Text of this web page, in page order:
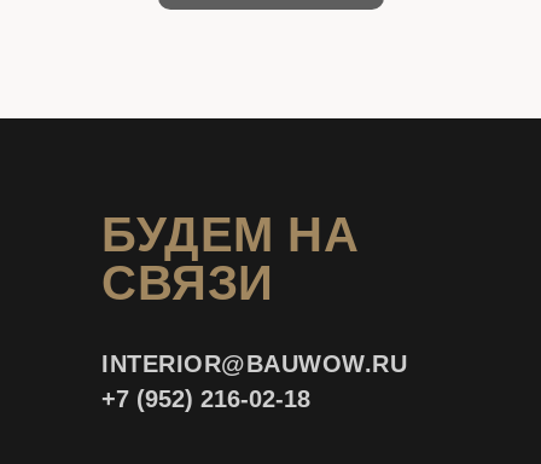
INTERIOR@BAUWOW.RU
+7 (952) 216-02-18
БУДЕМ НА
СВЯЗИ